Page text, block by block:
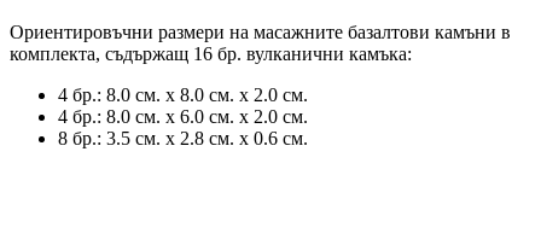
Ориентировъчни размери на масажните базалтови камъни в
комплекта, съдържащ 16 бр. вулканични камъка:
4 бр.: 8.0 см. х 8.0 см. х 2.0 см.
4 бр.: 8.0 см. х 6.0 см. х 2.0 см.
8 бр.: 3.5 см. х 2.8 см. х 0.6 см.